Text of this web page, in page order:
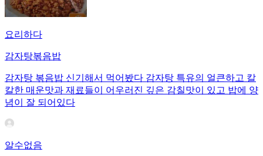
요리하다
감자탕볶음밥
감자탕 볶음밥 신기해서 먹어봤다 감자탕 특유의 얼큰하고 칼
칼한 매운맛과 재료들이 어우러진 깊은 감칠맛이 있고 밥에 양
념이 잘 되어있다
알수없음